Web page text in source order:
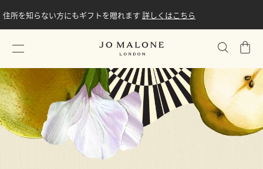
住所を知らない方にもギフトを贈れます 詳しくはこちら
シ
ッ
ピ
グ
バ